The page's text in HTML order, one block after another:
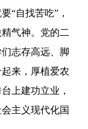
“自找苦吃”，
气神。党的二
志存高远、脚
来，厚植爱农
上建功立业，
主义现代化国